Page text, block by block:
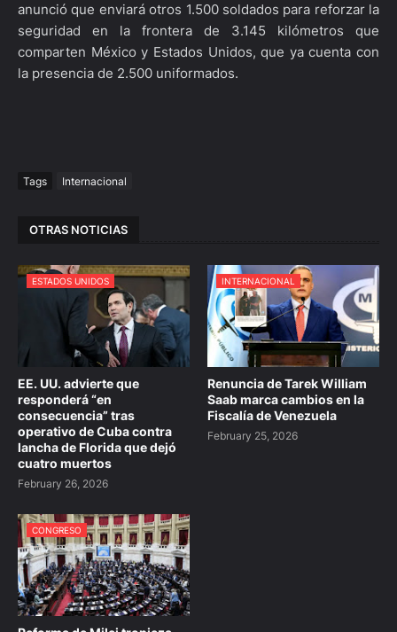
anunció que enviará otros 1.500 soldados para reforzar la
seguridad en la frontera de 3.145 kilómetros que
comparten México y Estados Unidos, que ya cuenta con
la presencia de 2.500 uniformados.
Tags Internacional
OTRAS NOTICIAS
ESTADOS UNIDOS
EE. UU. advierte que
responderá “en
consecuencia” tras
operativo de Cuba contra
lancha de Florida que dejó
cuatro muertos
February 26, 2026
INTERNACIONAL
Renuncia de Tarek William
Saab marca cambios en la
Fiscalía de Venezuela
February 25, 2026
CONGRESO